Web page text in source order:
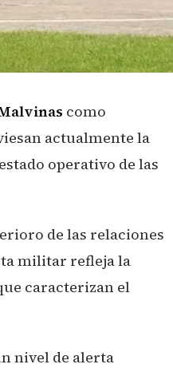
como
actualmente la
operativo de las
de las relaciones
militar refleja la
caracterizan el
nivel de alerta